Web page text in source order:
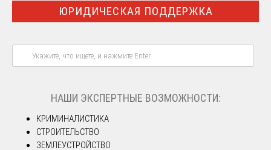
ЮРИДИЧЕСКАЯ ПОДДЕРЖКА
НАШИ ЭКСПЕРТНЫЕ ВОЗМОЖНОСТИ:
КРИМИНАЛИСТИКА
СТРОИТЕЛЬСТВО
ЗЕМЛЕУСТРОЙСТВО